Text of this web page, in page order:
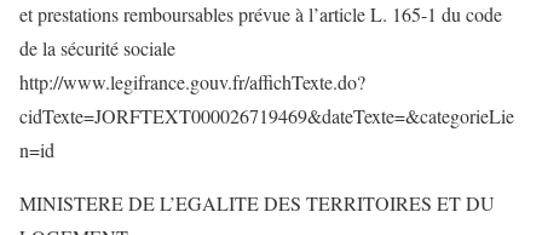
et prestations remboursables prévue à l’article L. 165-1 du code
de la sécurité sociale
http://www.legifrance.gouv.fr/affichTexte.do?
cidTexte=JORFTEXT000026719469&dateTexte=&categorieLie
n=id
MINISTERE DE L’EGALITE DES TERRITOIRES ET DU